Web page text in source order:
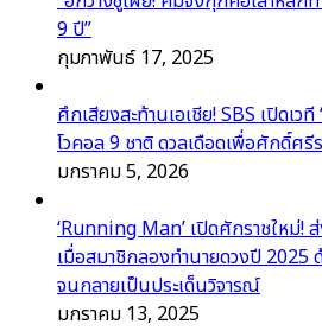
9 ปี”
กุมภาพันธ์ 17, 2025
ศึกเสียงสะท้านเอเชีย! SBS เปิดเ
โวคอล 9 ชาติ ดวลเดือดเพื่อศักดิ์ศรี
มกราคม 5, 2026
‘Running Man’ เปิดศักราชใหม่!
เมื่อสมาชิกลองทำนายดวงปี 2025
จนกลายเป็นประเด็นวิจารณ์
มกราคม 13, 2025